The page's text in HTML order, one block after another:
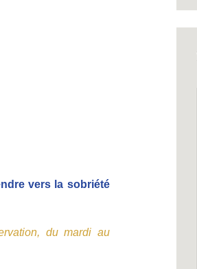
vers la sobriété
du mardi au